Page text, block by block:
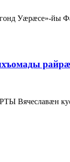
Уæрæсе»-
Вячеславæн